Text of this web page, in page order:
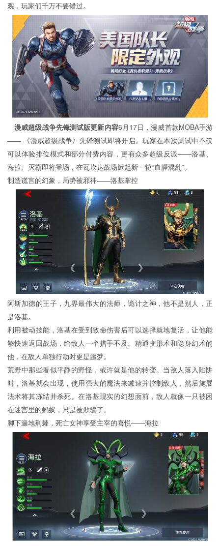
观，玩家们千万不要错过。
漫威超级战争先锋测试版更新内容6月17日，漫威首款MOBA手游
—— 《漫威超级战争》先锋测试即将开启。玩家在本次测试中不仅
可以体验排位模式和部分付费内容，更有众多超级反派——洛基、
海拉、灭霸即将登场，在瓦坎达战场掀起新一轮“血腥混乱”。
制造谎言的幻象，局势被邪神——洛基掌控
阿斯加德的王子，九界最伟大的法师，诡计之神，他不是别人，正
是洛基。
利用被动技能，洛基在受到致命伤害后可以选择就地复活，让他能
够快速返回战场，给敌人一个措手不及。精通变形术和隐身幻术的
他，在敌人单独行动时更是噩梦。
荒野中那些看似平静的野怪，或许就是他的转变。当敌人落入陷阱
时，洛基就会出现，使用强大的魔法来减速并控制敌人，然后施展
法术将其冻结并杀死。在洛基现实的幻想面前，敌人就像一只被困
在迷宫里的蚂蚁，只是被欺骗了。
脚下遍地荆棘，死亡女神享受主宰的喜悦——海拉